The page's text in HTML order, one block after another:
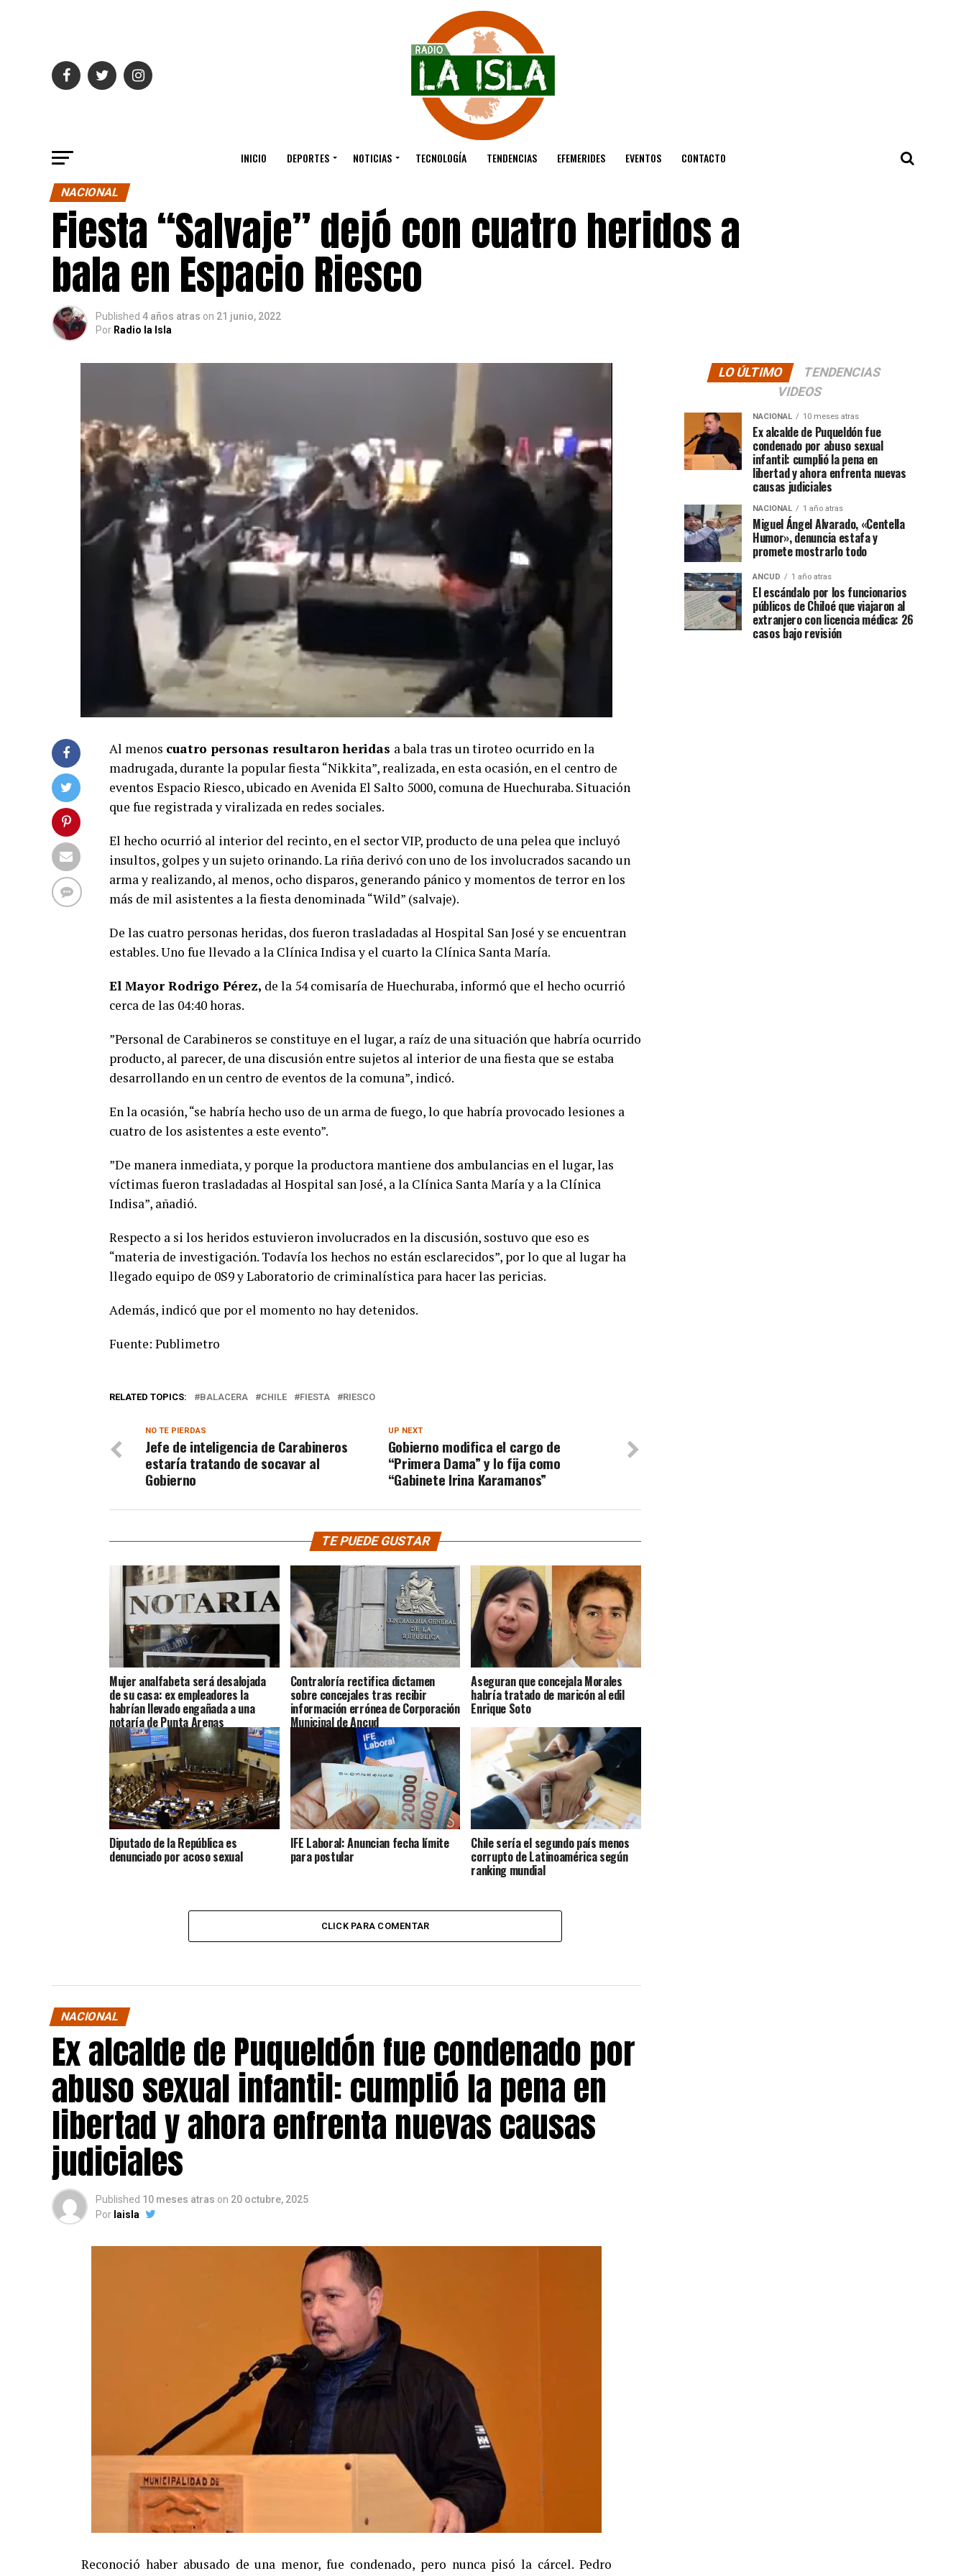
INICIO DEPORTES NOTICIAS TECNOLOGÍA TENDENCIAS EFEMERIDES EVENTOS CONTACTO
NACIONAL
Fiesta “Salvaje” dejó con cuatro heridos a
bala en Espacio Riesco
Published 4 años atras on 21 junio, 2022
Por Radio la Isla
Al menos cuatro personas resultaron heridas a bala tras un tiroteo ocurrido en la
madrugada, durante la popular fiesta “Nikkita”, realizada, en esta ocasión, en el centro de
eventos Espacio Riesco, ubicado en Avenida El Salto 5000, comuna de Huechuraba. Situación
que fue registrada y viralizada en redes sociales.
El hecho ocurrió al interior del recinto, en el sector VIP, producto de una pelea que incluyó
insultos, golpes y un sujeto orinando. La riña derivó con uno de los involucrados sacando un
arma y realizando, al menos, ocho disparos, generando pánico y momentos de terror en los
más de mil asistentes a la fiesta denominada “Wild” (salvaje).
De las cuatro personas heridas, dos fueron trasladadas al Hospital San José y se encuentran
estables. Uno fue llevado a la Clínica Indisa y el cuarto la Clínica Santa María.
El Mayor Rodrigo Pérez, de la 54 comisaría de Huechuraba, informó que el hecho ocurrió
cerca de las 04:40 horas.
”Personal de Carabineros se constituye en el lugar, a raíz de una situación que habría ocurrido
producto, al parecer, de una discusión entre sujetos al interior de una fiesta que se estaba
desarrollando en un centro de eventos de la comuna”, indicó.
En la ocasión, “se habría hecho uso de un arma de fuego, lo que habría provocado lesiones a
cuatro de los asistentes a este evento”.
”De manera inmediata, y porque la productora mantiene dos ambulancias en el lugar, las
víctimas fueron trasladadas al Hospital san José, a la Clínica Santa María y a la Clínica
Indisa”, añadió.
Respecto a si los heridos estuvieron involucrados en la discusión, sostuvo que eso es
“materia de investigación. Todavía los hechos no están esclarecidos”, por lo que al lugar ha
llegado equipo de 0S9 y Laboratorio de criminalística para hacer las pericias.
Además, indicó que por el momento no hay detenidos.
Fuente: Publimetro
RELATED TOPICS: BALACERA CHILE FIESTA RIESCO
UP NEXT
Gobierno modifica el cargo de
“Primera Dama” y lo fija como
“Gabinete Irina Karamanos”
NO TE PIERDAS
Jefe de inteligencia de Carabineros
estaría tratando de socavar al
Gobierno
TE PUEDE GUSTAR
Mujer analfabeta será desalojada
de su casa: ex empleadores la
habrían llevado engañada a una
notaría de Punta Arenas
Contraloría rectifica dictamen
sobre concejales tras recibir
información errónea de Corporación
Municipal de Ancud
Aseguran que concejala Morales
habría tratado de maricón al edil
Enrique Soto
Diputado de la República es
denunciado por acoso sexual
IFE Laboral: Anuncian fecha límite
para postular
Chile sería el segundo país menos
corrupto de Latinoamérica según
ranking mundial
CLICK PARA COMENTAR
NACIONAL
Ex alcalde de Puqueldón fue condenado por
abuso sexual infantil: cumplió la pena en
libertad y ahora enfrenta nuevas causas
judiciales
Published 10 meses atras on 20 octubre, 2025
Por laisla
Reconoció haber abusado de una menor, fue condenado, pero nunca pisó la cárcel. Pedro
LO ÚLTIMO
TENDENCIAS
VIDEOS
NACIONAL 10 meses atras
Ex alcalde de Puqueldón fue
condenado por abuso sexual
infantil: cumplió la pena en
libertad y ahora enfrenta nuevas
causas judiciales
NACIONAL 1 año atras
Miguel Ángel Alvarado, «Centella
Humor», denuncia estafa y
promete mostrarlo todo
ANCUD 1 año atras
El escándalo por los funcionarios
públicos de Chiloé que viajaron al
extranjero con licencia médica: 26
casos bajo revisión